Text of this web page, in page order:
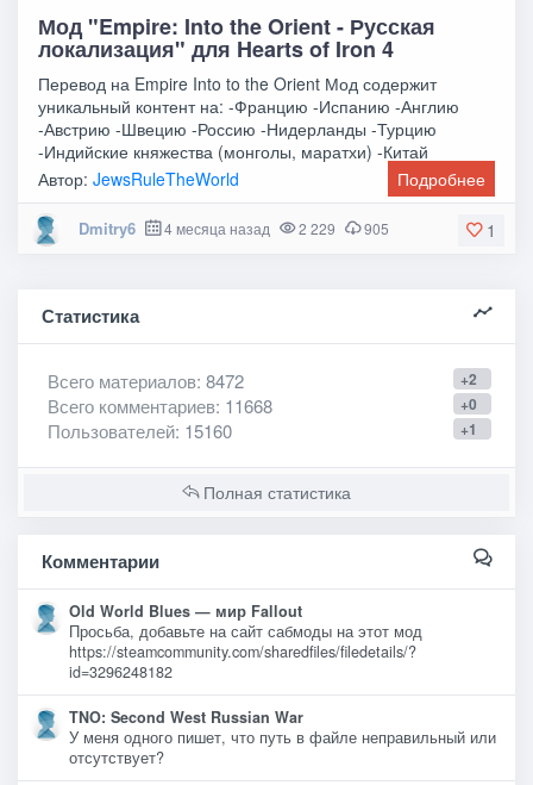
Мод "Empire: Into the Orient - Русская
локализация" для Hearts of Iron 4
Перевод на Empire Into to the Orient Мод содержит
уникальный контент на: -Францию -Испанию -Англию
-Австрию -Швецию -Россию -Нидерланды -Турцию
-Индийские княжества (монголы, маратхи) -Китай
-Польшу
Автор:JewsRuleTheWorld Подробнее
1
Dmitry6 4 месяца назад 2 229 905
Статистика
+2
Всего материалов: 8472
+0
Всего комментариев: 11668
+1
Пользователей: 15160
Полная статистика
Комментарии
Old World Blues — мир Fallout
Просьба, добавьте на сайт сабмоды на этот мод
https://steamcommunity.com/sharedfiles/filedetails/?
id=3296248182
TNO: Second West Russian War
У меня одного пишет, что путь в файле неправильный или
отсутствует?